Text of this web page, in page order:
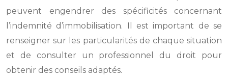
peuvent engendrer des spécificités concernant
l’indemnité d’immobilisation. Il est important de se
renseigner sur les particularités de chaque situation
et de consulter un professionnel du droit pour
obtenir des conseils adaptés.